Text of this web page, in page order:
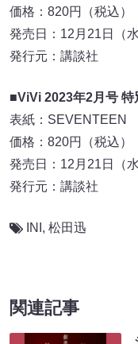
価格：820円（税込）
発売⽇：12⽉21⽇（
発⾏元：講談社
■ViVi 2023年2⽉号 特
表紙：SEVENTEEN
価格：820円（税込）
発売⽇：12⽉21⽇（
発⾏元：講談社
INI , 松⽥迅
関連記事